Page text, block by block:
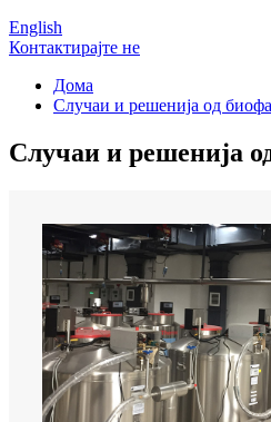
English
Контактирајте не
Дома
Случаи и решенија од
Случаи и решенија